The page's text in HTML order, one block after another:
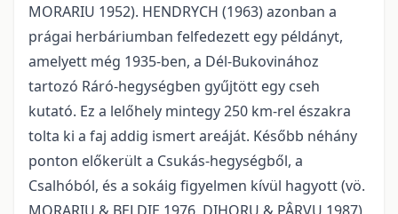
MORARIU 1952). HENDRYCH (1963) azonban a
prágai herbáriumban felfedezett egy példányt,
amelyett még 1935-ben, a Dél-Bukovinához
tartozó Ráró-hegységben gyűjtött egy cseh
kutató. Ez a lelőhely mintegy 250 km-rel északra
tolta ki a faj addig ismert areáját. Később néhány
ponton előkerült a Csukás-hegységből, a
Csalhóból, és a sokáig figyelmen kívül hagyott (vö.